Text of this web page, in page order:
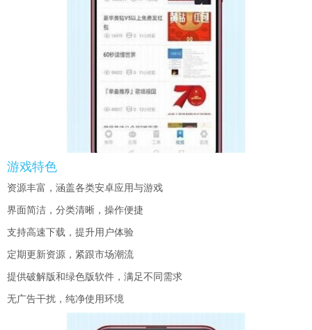
游戏特色
资源丰富，涵盖各类安卓应用与游戏
界面简洁，分类清晰，操作便捷
支持高速下载，提升用户体验
定期更新资源，紧跟市场潮流
提供破解版和绿色版软件，满足不同需求
无广告干扰，纯净使用环境